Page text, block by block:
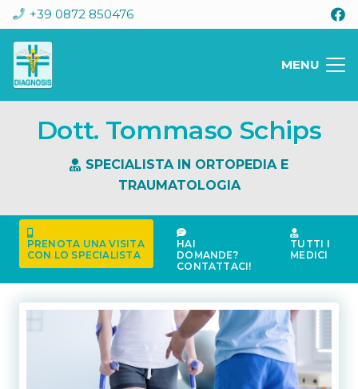
+39 0872 850476
MENU
Dott. Tommaso Schips
SPECIALISTA IN ORTOPEDIA E
TRAUMATOLOGIA
PRENOTA UNA VISITA
CON LO SPECIALISTA
HAI
DOMANDE?
CONTATTACI!
TUTTI I
MEDICI